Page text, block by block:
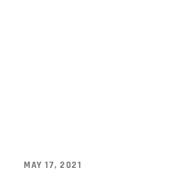
MAY 17, 2021